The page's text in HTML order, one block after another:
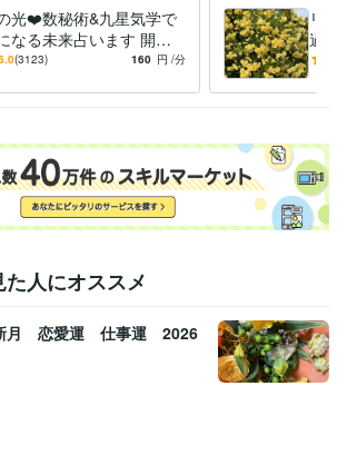
の他 / 占い師 経験年数 : 7年
取得年 : 2020年
ル・数秘・九星気学・四柱推命 複数占術
愛 仕事 ヒーリング 運勢 複数占術
光❤️数秘術&九星気学で
なる未来占います 開運❤
愛・相手の気持ち・仕
(3123) 160 円 /分
リ
過去
いた
人にオススメ
月 恋愛運 仕事運 2026